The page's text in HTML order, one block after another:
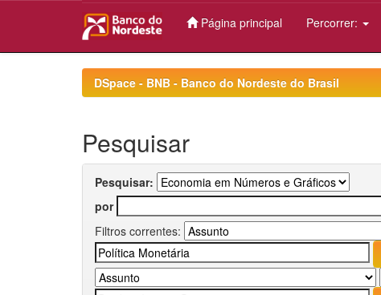
Página principal Percorrer:
DSpace - BNB - Banco do Nordeste do Brasil
Pesquisar
Pesquisar:
por
Filtros correntes: